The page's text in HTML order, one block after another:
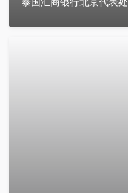
泰国汇商银行北京代表处